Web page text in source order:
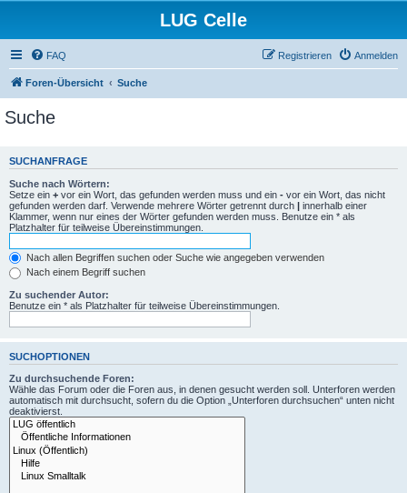
LUG Celle
FAQ Anmelden
Registrieren
Foren-Übersicht Suche
Suche
SUCHANFRAGE
Suche nach Wörtern:
Setze ein + vor ein Wort, das gefunden werden muss und ein - vor ein Wort, das nicht
gefunden werden darf. Verwende mehrere Wörter getrennt durch | innerhalb einer
Klammer, wenn nur eines der Wörter gefunden werden muss. Benutze ein * als
Platzhalter für teilweise Übereinstimmungen.
Nach allen Begriffen suchen oder Suche wie angegeben verwenden
Nach einem Begriff suchen
Zu suchender Autor:
Benutze ein * als Platzhalter für teilweise Übereinstimmungen.
SUCHOPTIONEN
Zu durchsuchende Foren:
Wähle das Forum oder die Foren aus, in denen gesucht werden soll. Unterforen werden
automatisch mit durchsucht, sofern du die Option „Unterforen durchsuchen“ unten nicht
deaktivierst.